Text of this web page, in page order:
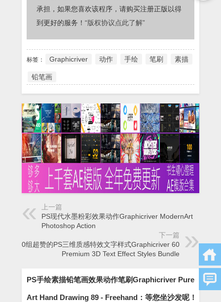
承担，如果您喜欢该程序，请购买注册正版以得
到更好的服务！ “版权协议点此了解”
标签： Graphicriver 动作 手绘 笔刷 素描
铅笔画
上一篇
PS现代水墨粉彩效果动作Graphicriver ModernArt
Photoshop Action
下一篇
60组超赞的PS三维质感特效文字样式Graphicriver 60
Premium 3D Text Effect Styles Bundle
PS手绘素描铅笔画效果动作笔刷Graphicriver Pure
Art Hand Drawing 89 - Freehand：等您坐沙发呢！